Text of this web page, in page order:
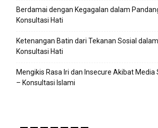
Berdamai dengan Kegagalan dalam
Konsultasi Hati
Ketenangan Batin dari Tekanan Sosial
Konsultasi Hati
Mengikis Rasa Iri dan Insecure Akibat Media
– Konsultasi Islami